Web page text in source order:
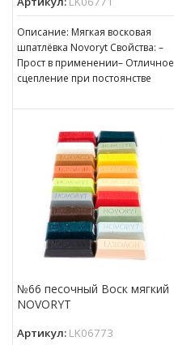
Описание: Мягкая восковая
шпатлёвка Novoryt Свойства: –
Прост в применении– Отличное
сцепление при постоянстве
нанесению– Пригоден для
№66 песочный Воск мягкий
NOVORYT
Артикул: LK06773